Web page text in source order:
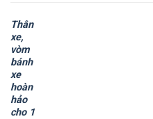
Thân
xe,
vòm
bánh
xe
hoàn
hảo
cho 1